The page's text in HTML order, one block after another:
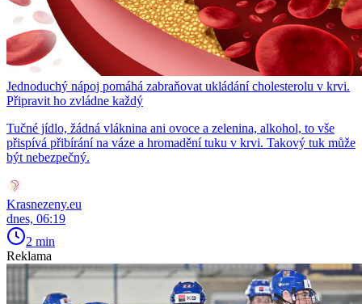
Jednoduchý nápoj pomáhá zabraňovat ukládání cholesterolu v krvi.
Připravit ho zvládne každý
Tučné jídlo, žádná vláknina ani ovoce a zelenina, alkohol, to vše
přispívá přibírání na váze a hromadění tuku v krvi. Takový tuk může
být nebezpečný.
Krasnezeny.eu
dnes, 06:19
2 min
Reklama